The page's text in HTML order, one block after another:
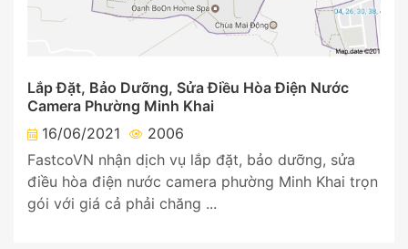
Lắp Đặt, Bảo Dưỡng, Sửa Điều Hòa Điện Nước
Camera Phường Minh Khai
16/06/2021
2006
FastcoVN nhận dịch vụ lắp đặt, bảo dưỡng, sửa
điều hòa điện nước camera phường Minh Khai trọn
gói với giá cả phải chăng ...